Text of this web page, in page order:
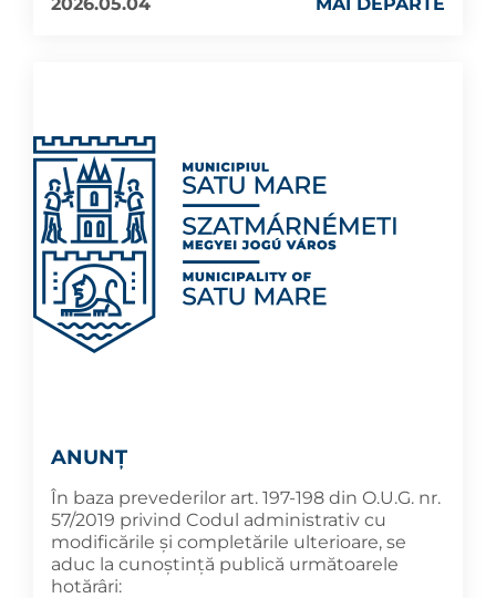
ANUNȚ
În baza prevederilor art. 197-198 din O.U.G. nr.
57/2019 privind Codul administrativ cu
modificările și completările ulterioare, se
aduc la cunoştinţă publică următoarele
hotărâri: